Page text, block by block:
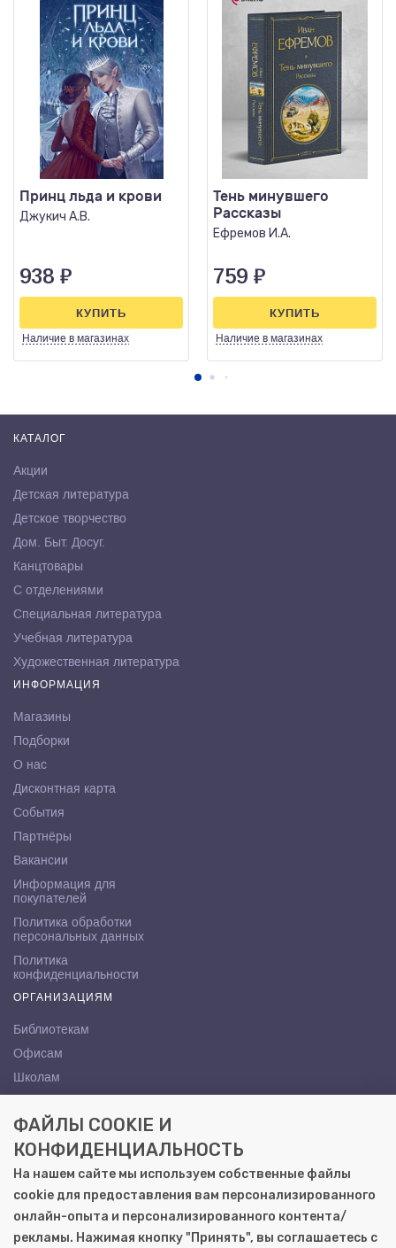
Принц льда и крови
Джукич А.В.
938 ₽
Наличие в магазинах
КУПИТЬ
Тень минувшего
Рассказы
Ефремов И.А.
759 ₽
Наличие в магазинах
КУПИТЬ
КАТАЛОГ
Акции
Детская литература
Детское творчество
Дом. Быт. Досуг.
Канцтовары
С отделениями
Специальная литература
Учебная литература
Художественная литература
ИНФОРМАЦИЯ
Магазины
Подборки
О нас
Дисконтная карта
События
Партнёры
Вакансии
Информация для
покупателей
Политика обработки
персональных данных
Политика
конфиденциальности
ОРГАНИЗАЦИЯМ
Библиотекам
Офисам
Школам
КОНТАКТЫ
Саратов, ул. Осипова, 10А
+7 (8452) 72-65-65
gemera@moya-kniga.ru
ФАЙЛЫ COOKIE И
КОНФИДЕНЦИАЛЬНОСТЬ
На нашем сайте мы используем собственные файлы
cookie для предоставления вам персонализированного
онлайн-опыта и персонализированного контента/
рекламы. Нажимая кнопку "Принять", вы соглашаетесь с